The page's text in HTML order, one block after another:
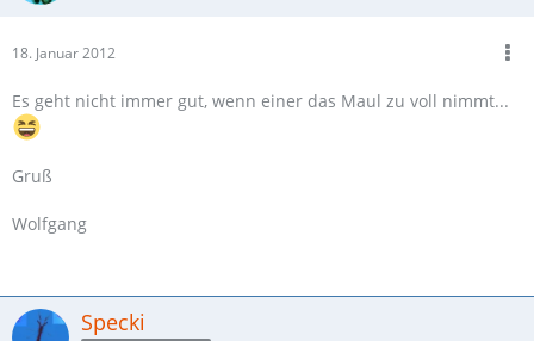
18. Januar 2012
Es geht nicht immer gut, wenn einer das Maul zu voll nimmt...
Gruß
Wolfgang
Specki